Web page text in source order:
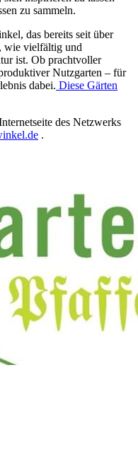
zu sammeln.
das bereits seit über
wie vielfältig und
ist. Ob prachtvoller
Nutzgarten – für
dabei. Diese Gärten
des Netzwerks
.